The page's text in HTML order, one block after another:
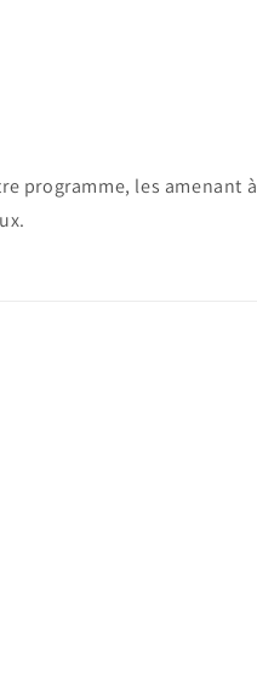
programme, les amenant à